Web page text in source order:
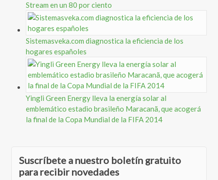
Stream en un 80 por ciento
Sistemasveka.com diagnostica la eficiencia de los
hogares españoles
Yingli Green Energy lleva la energía solar al
emblemático estadio brasileño Maracanã, que acogerá
la final de la Copa Mundial de la FIFA 2014
Suscríbete a nuestro boletín gratuito
para recibir novedades